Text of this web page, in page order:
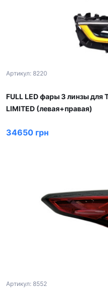
Артикул: 8220
FULL LED фары 3 линзы для
LIMITED (левая+правая)
34650 грн
Артикул: 8552